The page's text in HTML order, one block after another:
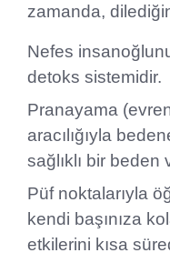
zamanda,
Nefes
detoks sistemidir.
Pranayama
aracılığıyla
sağlıklı bir
Püf noktalarıyla
kendi başınıza
etkilerini kısa